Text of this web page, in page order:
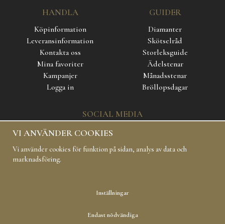
HANDLA
Köpinformation
Leveransinformation
Kontakta oss
Mina favoriter
Kampanjer
Logga in
GUIDER
Diamanter
Skötselråd
Storleksguide
Ädelstenar
Månadsstenar
Bröllopsdagar
SOCIAL MEDIA
VI ANVÄNDER COOKIES
Vi använder cookies för funktion på sidan, analys av data och
marknadsföring.
Inställningar
Endast nödvändiga